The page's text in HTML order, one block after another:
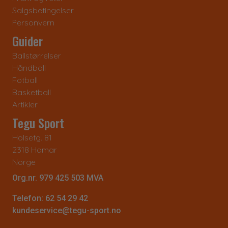
Salgsbetingelser
Personvern
Guider
Ballstørrelser
Håndball
Fotball
Basketball
Artikler
Tegu Sport
Holsetg. 81
2318 Hamar
Norge
Org.nr. 979 425 503 MVA
Telefon: 62 54 29 42
kundeservice@tegu-sport.no